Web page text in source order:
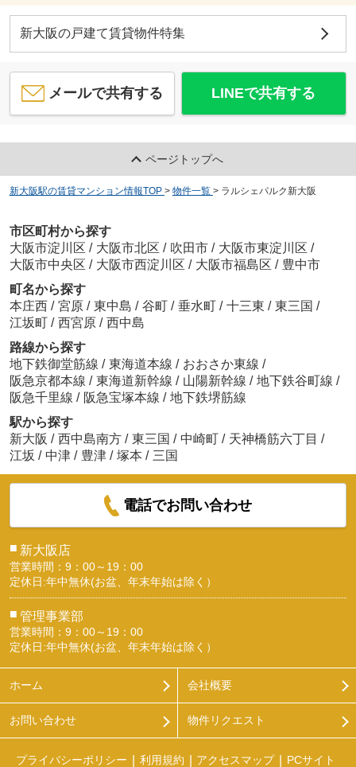
新大阪の戸建て賃貸物件特集
メールで共有する LINEで共有する
ページトップへ
新大阪駅の賃貸マンション情報TOP > 物件一覧 > ラルシェパルク新大阪
市区町村から探す
大阪市淀川区 / 大阪市北区 / 吹田市 / 大阪市東淀川区 /
大阪市中央区 / 大阪市西淀川区 / 大阪市福島区 / 豊中市
町名から探す
本庄西 / 宮原 / 東中島 / 谷町 / 垂水町 / 十三東 / 東三国 /
江坂町 / 西宮原 / 西中島
路線から探す
地下鉄御堂筋線 / 東海道本線 / おおさか東線 /
阪急京都本線 / 東海道新幹線 / 山陽新幹線 / 地下鉄谷町線 /
阪急千里線 / 阪急宝塚本線 / 地下鉄堺筋線
駅から探す
新大阪 / 西中島南方 / 東三国 / 中崎町 / 天神橋筋六丁目 /
江坂 / 中津 / 豊津 / 塚本 / 三国
電話でお問い合わせ
■ 新大阪店
営業時間：9：00～19：00
定休日:年中無休(お盆、年末年始は除く）
■ 管理事業部
営業時間：9：00～19：00
定休日:年中無休(お盆、年末年始は除く）
ホーム 会社概要
お問い合わせ 物件リクエスト
プライバシーポリシー 利用規約 アクセスマップ PCサイト